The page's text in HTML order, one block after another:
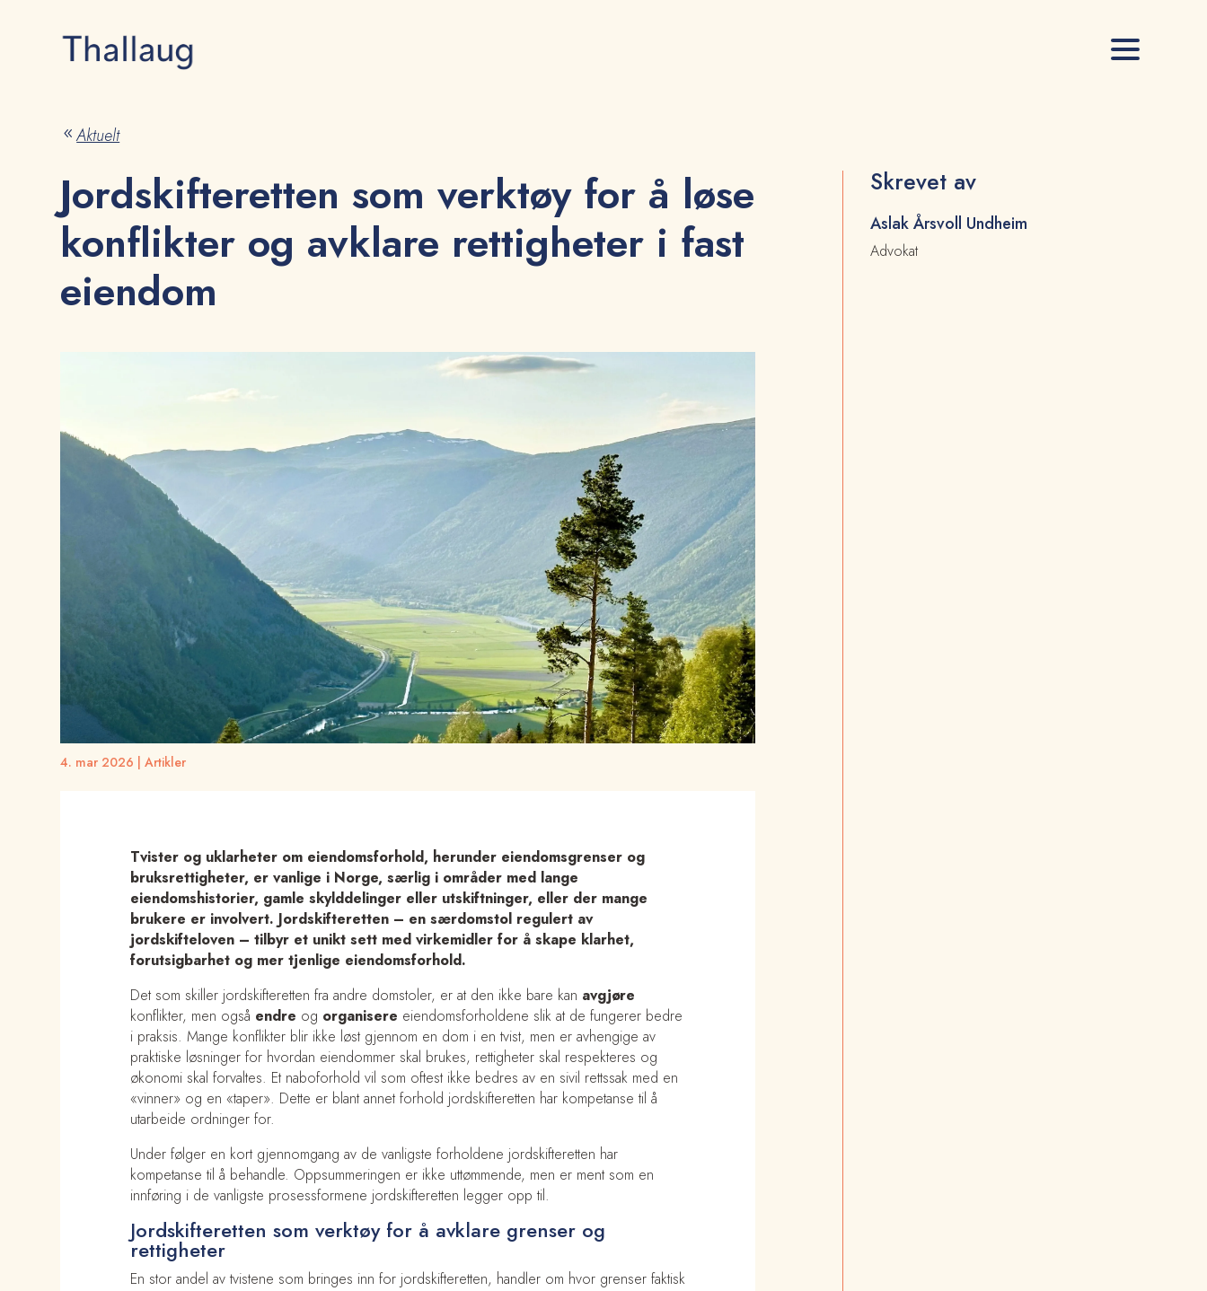
8 Aktuelt
Jordskifteretten som verktøy for å løse
konflikter og avklare rettigheter i fast
eiendom
4. mar 2026 |Artikler
Tvister og uklarheter om eiendomsforhold, herunder eiendomsgrenser og
bruksrettigheter, er vanlige i Norge, særlig i områder med lange
eiendomshistorier, gamle skylddelinger eller utskiftninger, eller der mange
brukere er involvert. Jordskifteretten – en særdomstol regulert av
jordskifteloven – tilbyr et unikt sett med virkemidler for å skape klarhet,
forutsigbarhet og mer tjenlige eiendomsforhold.
Det som skiller jordskifteretten fra andre domstoler, er at den ikke bare kan avgjøre
konflikter, men også endre og organisere eiendomsforholdene slik at de fungerer bedre
i praksis. Mange konflikter blir ikke løst gjennom en dom i en tvist, men er avhengige av
praktiske løsninger for hvordan eiendommer skal brukes, rettigheter skal respekteres og
økonomi skal forvaltes. Et naboforhold vil som oftest ikke bedres av en sivil rettssak med en
«vinner» og en «taper». Dette er blant annet forhold jordskifteretten har kompetanse til å
utarbeide ordninger for.
Under følger en kort gjennomgang av de vanligste forholdene jordskifteretten har
kompetanse til å behandle. Oppsummeringen er ikke uttømmende, men er ment som en
innføring i de vanligste prosessformene jordskifteretten legger opp til.
Jordskifteretten som verktøy for å avklare grenser og
rettigheter
En stor andel av tvistene som bringes inn for jordskifteretten, handler om hvor grenser faktisk
Skrevet av
Aslak Årsvoll Undheim
Advokat